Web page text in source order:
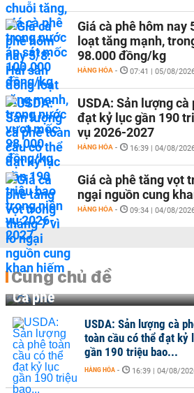
Giá cà phê hôm nay
loạt tăng mạnh,
98.000 đồng/kg
HÀNG HÓA - 07:41 | 05/08/
USDA: Sản lượng
đạt kỷ lục gần 190
vụ 2026-2027
HÀNG HÓA - 16:39 | 04/08/
Giá cà phê tăng vọt
ngại nguồn cung
HÀNG HÓA - 09:34 | 04/08/
Cùng chủ đề
Cà phê
USDA: Sản lượng cà
toàn cầu có thể đạt kỷ
gần 190 triệu bao...
HÀNG HÓA - 16:39 | 04/08/